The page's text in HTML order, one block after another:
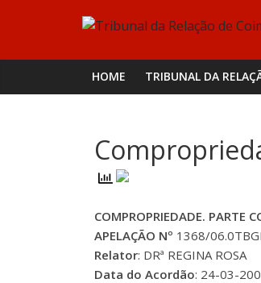
Tribunal
da
de
Coimbra
HOME TRIBUNAL DA
COMPROPRIEDADE. PARTE
APELAÇÃO Nº 1368/
Relator: DRª REGINA ROSA
Data do Acordão: 24-03-